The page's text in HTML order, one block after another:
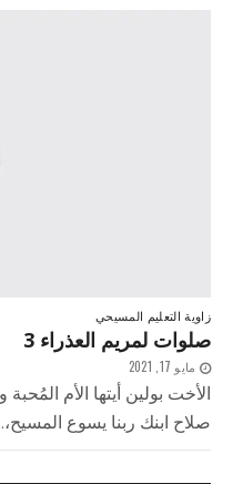
زاوية التعليم المسيحي
صلوات لمريم العذراء 3
مايو 17, 2021
الأخت بولين أيتها الأم
صلاح ابنك ربنا يسوع